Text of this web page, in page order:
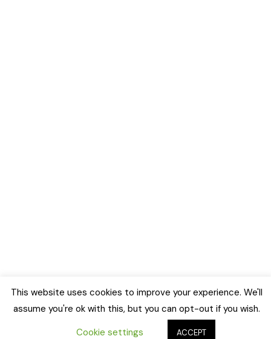
This website uses cookies to improve your experience. We'll
assume you're ok with this, but you can opt-out if you wish.
Cookie settings
ACCEPT